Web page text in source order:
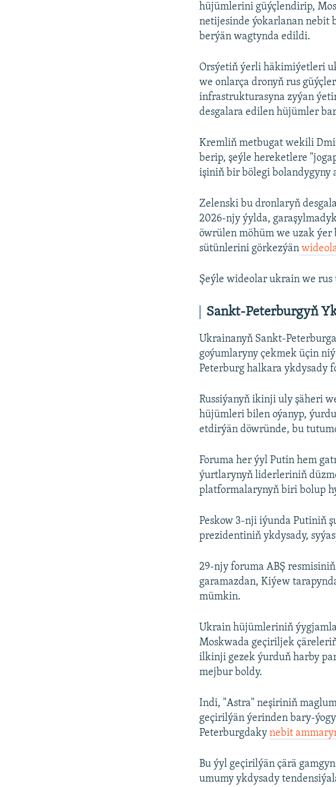
hüjümlerini güýçlendirip,
netijesinde ýokarlanan nebit
berýän wagtynda edildi.
Orsýetiň ýerli häkimiýetleri
we onlarça dronyň rus
infrastrukturasyna zyýan
desgalara edilen hüjümler
Kremliň metbugat wekili
berip, şeýle hereketlere
işiniň bir bölegi bolandygyny
Zelenski bu dronlaryň
2026-njy ýylda,
öwrülen möhüm we uzak ýer
sütünlerini görkezýän
Şeýle wideolar ukrain we
Sankt-Peterburgyň
Ukrainanyň Sankt-
goýumlaryny çekmek üçin
Peterburg halkara ykdysady
Russiýanyň ikinji uly şäheri
hüjümleri bilen oýanyp,
etdirýän döwründe, bu
Foruma her ýyl Putin hem
ýurtlarynyň liderleriniň
platformalarynyň biri bolup
Peskow 3-nji iýunda Putiniň
prezidentiniň ykdysady,
29-njy foruma ABŞ
garamazdan, Kiýew
mümkin.
Ukrain hüjümleriniň
Moskwada geçiriljek
ilkinji gezek ýurduň harby
mejbur boldy.
Indi, "Astra" neşiriniň
geçirilýän ýerinden bary-
Peterburgdakynebit
Bu ýyl geçirilýän çärä
umumy ykdysady